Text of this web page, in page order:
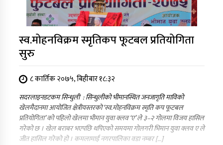
स्व.मोहनविक्रम स्मृतिकप फूटबल प्रतियोगिता
सुरु
८ कार्तिक २०७५, बिहीबार १८:३२
सदरलाइनडटकम सिन्धुली : सिन्धुलीको भीमानस्थित जनजागृति माविको
खेलमैदानमा आयोजित क्षेत्रीयस्तरको ‘स्व.मोहनविक्रम स्मृति कप फूटबल
प्रतियोगिता’ को पहिलो खेलमा भीमान युवा क्लव ‘ए’ ले ३–२ गोलमा विजय हासिल
गरेको छ । खेल बराबर भएपछि थपिएको समयमा गोलगरी भिमान युवा क्लव ए ले
जीत हासिल गरेको हो । कमलामाई नगरपालिका वडा नम्बर […]